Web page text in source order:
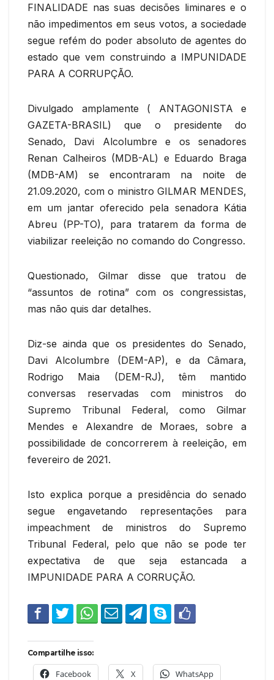
FINALIDADE nas suas decisões liminares e o
não impedimentos em seus votos, a sociedade
segue refém do poder absoluto de agentes do
estado que vem construindo a IMPUNIDADE
PARA A CORRUPÇÃO.
Divulgado amplamente ( ANTAGONISTA e
GAZETA-BRASIL) que o presidente do
Senado, Davi Alcolumbre e os senadores
Renan Calheiros (MDB-AL) e Eduardo Braga
(MDB-AM) se encontraram na noite de
21.09.2020, com o ministro GILMAR MENDES,
em um jantar oferecido pela senadora Kátia
Abreu (PP-TO), para tratarem da forma de
viabilizar reeleição no comando do Congresso.
Questionado, Gilmar disse que tratou de
“assuntos de rotina” com os congressistas,
mas não quis dar detalhes.
Diz-se ainda que os presidentes do Senado,
Davi Alcolumbre (DEM-AP), e da Câmara,
Rodrigo Maia (DEM-RJ), têm mantido
conversas reservadas com ministros do
Supremo Tribunal Federal, como Gilmar
Mendes e Alexandre de Moraes, sobre a
possibilidade de concorrerem à reeleição, em
fevereiro de 2021.
Isto explica porque a presidência do senado
segue engavetando representações para
impeachment de ministros do Supremo
Tribunal Federal, pelo que não se pode ter
expectativa de que seja estancada a
IMPUNIDADE PARA A CORRUÇÃO.
Compartilhe isso:
Facebook X WhatsApp